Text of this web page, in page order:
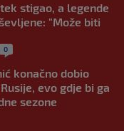
stigao, a legende
"Može biti
0
konačno dobio
evo gdje bi ga
sezone